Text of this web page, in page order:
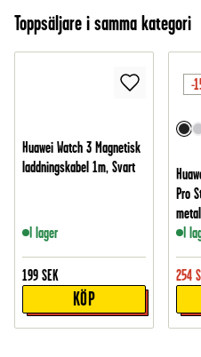
Toppsäljare i samma kategori
Huawei Watch 3 Magnetisk
laddningskabel 1m, Svart
I lager
199 SEK
KÖP
-
Pro
I
254